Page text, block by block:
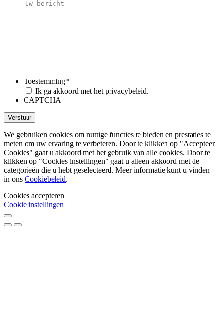
Toestemming*
Ik ga akkoord met het privacybeleid.
CAPTCHA
We gebruiken cookies om nuttige functies te bieden en prestaties te
meten om uw ervaring te verbeteren. Door te klikken op "Accepteer
Cookies" gaat u akkoord met het gebruik van alle cookies. Door te
klikken op "Cookies instellingen" gaat u alleen akkoord met de
categorieën die u hebt geselecteerd. Meer informatie kunt u vinden
in ons Cookiebeleid.
Cookies accepteren
Cookie instellingen